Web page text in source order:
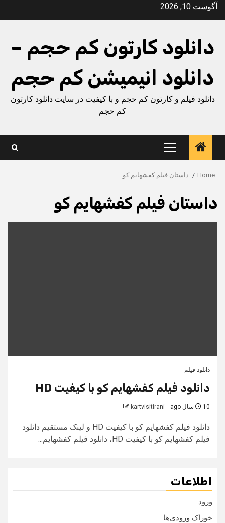
Skipآگوست 10, 2026
دانلود کارتون کم حجم –
دانلود انیمیشن کم حجم
دانلود فیلم و کارتون کم حجم و با کیفیت در سایت دانلود کارتون
کم حجم
Primary
Menu
Home داستان فیلم کفشهایم کو
داستان فیلم کفشهایم کو
دانلود فیلم
دانلود فیلم کفشهایم کو با کیفیت HD
10 سال ago kartvisitirani
دانلود فیلم کفشهایم کو با کیفیت HD و لینک مستقیم دانلود
فیلم کفشهایم کو با کیفیت HD، دانلود فیلم کفشهایم...
اطلاعات
ورود
خوراک ورودی‌ها